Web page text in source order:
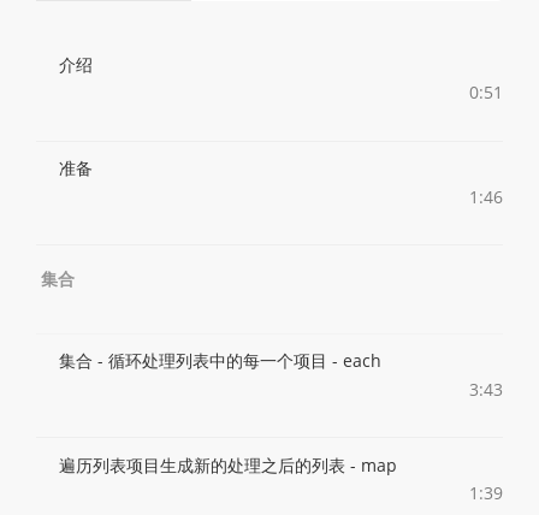
介绍
0:51
准备
1:46
集合
集合 - 循环处理列表中的每一个项目 - each
3:43
遍历列表项目生成新的处理之后的列表 - map
1:39